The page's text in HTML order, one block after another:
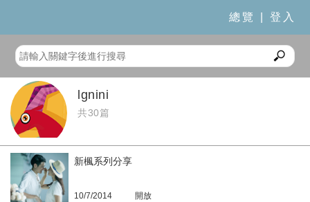
總覽 登入
lgnini
共30篇
新楓系列分享
10/7/2014 開放